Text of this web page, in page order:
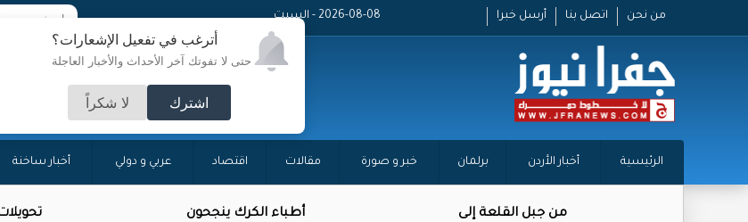
أترغب في تفعيل الإشعارات؟
حتى لا تفوتك آخر الأحداث والأخبار العاجلة
اشترك لا شكراً
من نحن اتصل بنا أرسل خبرا 2026-08-08 - السبت
الرئيسية أخبار الأردن برلمان خبر و صورة مقالات اقتصاد عربي و دولي أخبار ساخنة
من جبل القلعة إلى
أطباء الكرك ينجحون